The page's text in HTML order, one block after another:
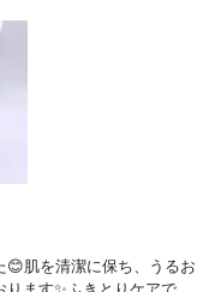
😊肌を清潔に保ち、うるお